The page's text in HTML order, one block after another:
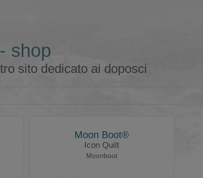
shop
sito dedicato ai doposci
Moon Boot®
Icon Quilt
Moonboot